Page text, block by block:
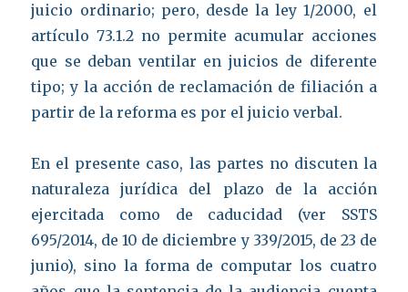
juicio ordinario; pero, desde la ley 1/2000, el
artículo 73.1.2 no permite acumular acciones
que se deban ventilar en juicios de diferente
tipo; y la acción de reclamación de filiación a
partir de la reforma es por el juicio verbal.
En el presente caso, las partes no discuten la
naturaleza jurídica del plazo de la acción
ejercitada como de caducidad (ver SSTS
695/2014, de 10 de diciembre y 339/2015, de 23 de
junio), sino la forma de computar los cuatro